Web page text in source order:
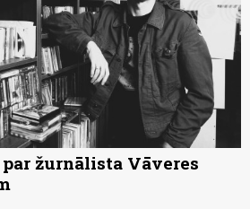
žurnālista Vāveres